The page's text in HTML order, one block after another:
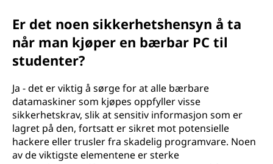
Er det noen sikkerhetshensyn å ta
når man kjøper en bærbar PC til
studenter?
Ja - det er viktig å sørge for at alle bærbare
datamaskiner som kjøpes oppfyller visse
sikkerhetskrav, slik at sensitiv informasjon som er
lagret på den, fortsatt er sikret mot potensielle
hackere eller trusler fra skadelig programvare. Noen
av de viktigste elementene er sterke